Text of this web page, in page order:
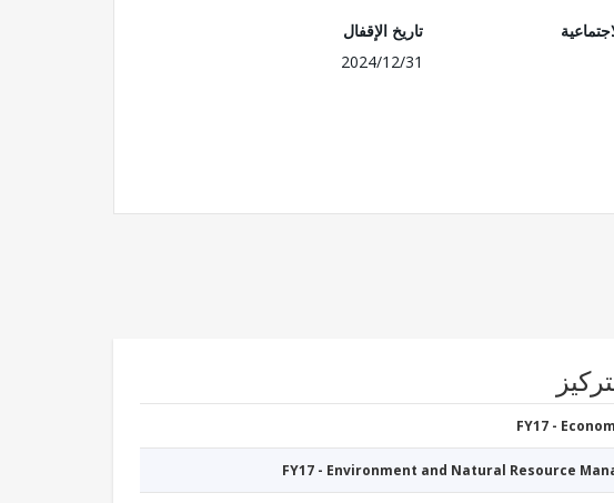
تاريخ الإقفال
2024/12/31
FY17 -
FY17 - Environment and Natural Resource